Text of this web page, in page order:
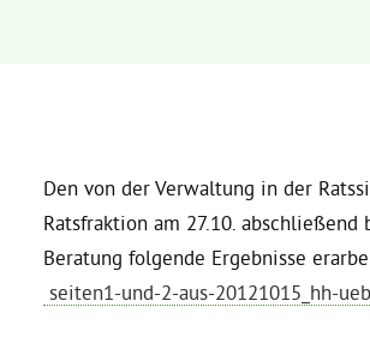
Den von der Verwaltung in der
Ratsfraktion am 27.10.
Beratung folgende Ergebnisse
seiten1-und-2-aus-20121015_hh-